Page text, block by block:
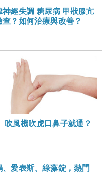
神經失調 糖尿病 甲狀腺亢
？如何治療與改善？
吹風機吹虎口鼻子就通？
愛表斯、綠藻錠，熱門